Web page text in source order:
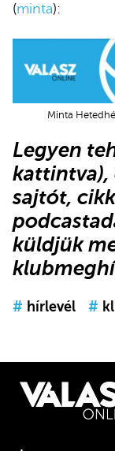
(minta):
Minta
Legyen
kattintva),
sajtót,
küldjük
# hírlevél #